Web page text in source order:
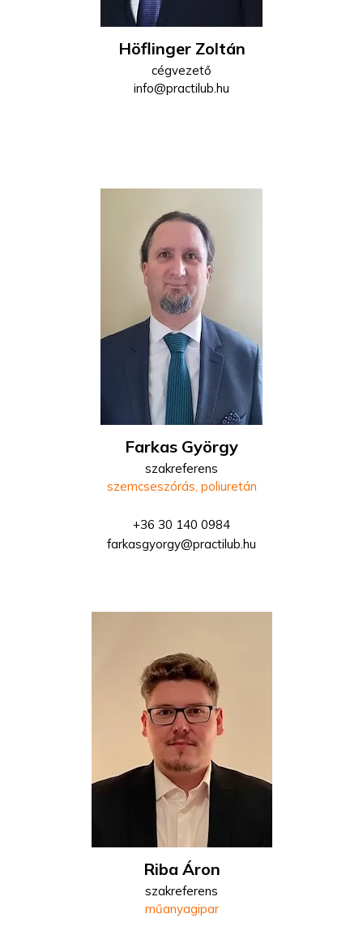
Höflinger Zoltán
cégvezető
info@practilub.hu
Farkas György
szakreferens
szemcseszórás, poliuretán
+36 30 140 0984
farkasgyorgy@practilub.hu
Riba Áron
szakreferens
műanyagipar